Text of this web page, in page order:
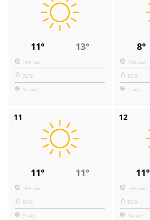
11° 13°
766 мм
72%
13 м/с
8°
766 мм
83%
7 м/с
11
11° 11°
765 мм
80%
9 м/с
12
11°
768 мм
83%
14 м/с